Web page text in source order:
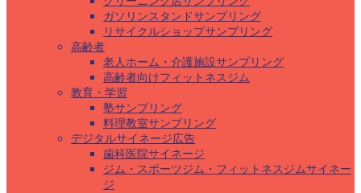
ガソリンスタンドサンプリング
リサイクルショップサンプリング
高齢者
老人ホーム・介護施設サンプリング
高齢者向けフィットネスジム
教育・学習
塾サンプリング
料理教室サンプリング
デジタルサイネージ広告
歯科医院サイネージ
ジム・スポーツジム・フィットネスジムサイネー
ジ